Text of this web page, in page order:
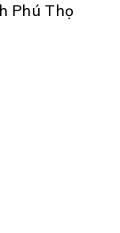
Phú Thọ